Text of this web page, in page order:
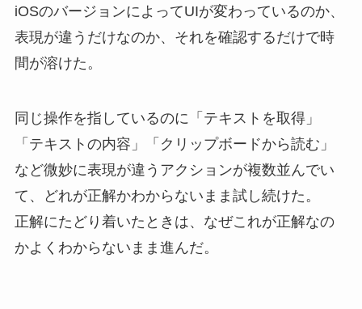
iOSのバージョンによってUIが変わっているのか、
表現が違うだけなのか、それを確認するだけで時
間が溶けた。
同じ操作を指しているのに「テキストを取得」
「テキストの内容」「クリップボードから読む」
など微妙に表現が違うアクションが複数並んでい
て、どれが正解かわからないまま試し続けた。
正解にたどり着いたときは、なぜこれが正解なの
かよくわからないまま進んだ。